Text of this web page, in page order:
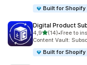
Built for Shopify
Digital Product
4,9na 5 gwiazdek
(14)
Łączna liczba
•Free to
Content Vault:
Built for Shopify